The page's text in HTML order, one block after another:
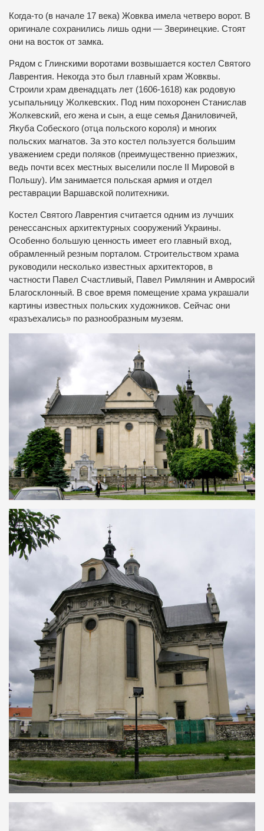
Когда-то (в начале 17 века) Жовква имела четверо ворот. В
оригинале сохранились лишь одни — Зверинецкие. Стоят
они на восток от замка.
Рядом с Глинскими воротами возвышается костел Святого
Лаврентия. Некогда это был главный храм Жовквы.
Строили храм двенадцать лет (1606-1618) как родовую
усыпальницу Жолкевских. Под ним похоронен Станислав
Жолкевский, его жена и сын, а еще семья Даниловичей,
Якуба Собеского (отца польского короля) и многих
польских магнатов. За это костел пользуется большим
уважением среди поляков (преимущественно приезжих,
ведь почти всех местных выселили после II Мировой в
Польшу). Им занимается польская армия и отдел
реставрации Варшавской политехники.
Костел Святого Лаврентия считается одним из лучших
ренессансных архитектурных сооружений Украины.
Особенно большую ценность имеет его главный вход,
обрамленный резным порталом. Строительством храма
руководили несколько известных архитекторов, в
частности Павел Счастливый, Павел Римлянин и Амвросий
Благосклонный. В свое время помещение храма украшали
картины известных польских художников. Сейчас они
«разъехались» по разнообразным музеям.